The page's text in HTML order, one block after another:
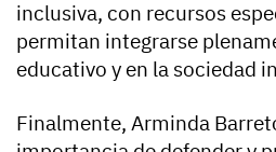
inclusiva, con recursos
permitan integrarse
educativo y en la sociedad
Finalmente, Arminda